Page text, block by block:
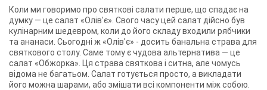
Коли ми говоримо про святкові салати перше, що спадає на
думку — це салат «Олів'є». Свого часу цей салат дійсно був
кулінарним шедевром, коли до його складу входили рябчики
та ананаси. Сьогодні ж «Олів'є» - досить банальна страва для
святкового столу. Саме тому є чудова альтернатива — це
салат «Обжорка». Ця страва святкова і ситна, але чомусь
відома не багатьом. Салат готується просто, а викладати
його можна шарами, або змішати всі компоненти між собою.